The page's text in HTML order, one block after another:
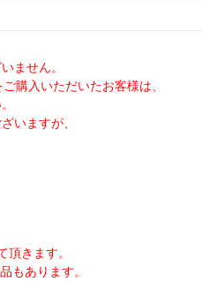
ません。
購入いただいたお客様は、
いますが、
きます。
もあります。